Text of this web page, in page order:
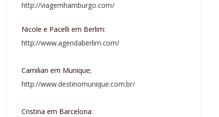
http://viagemhamburgo.com/
Nicole e Pacelli em Berlim:
http://www.agendaberlim.com/
Camilian em Munique;
http://www.destinomunique.com.br/
Cristina em Barcelona: